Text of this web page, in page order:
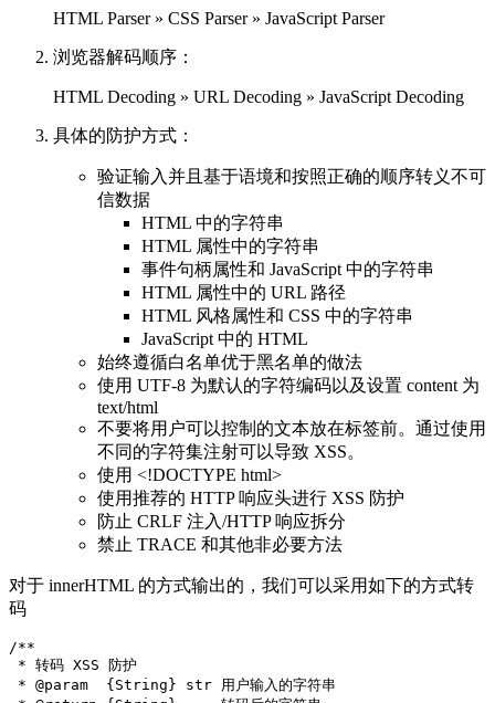
HTML Parser » CSS Parser » JavaScript Parser
浏览器解码顺序：
HTML Decoding » URL Decoding » JavaScript Decoding
具体的防护方式：
验证输入并且基于语境和按照正确的顺序转义不可
信数据
HTML 中的字符串
HTML 属性中的字符串
事件句柄属性和 JavaScript 中的字符串
HTML 属性中的 URL 路径
HTML 风格属性和 CSS 中的字符串
JavaScript 中的 HTML
始终遵循白名单优于黑名单的做法
使用 UTF-8 为默认的字符编码以及设置 content 为
text/html
不要将用户可以控制的文本放在标签前。通过使用
不同的字符集注射可以导致 XSS。
使用 <!DOCTYPE html>
使用推荐的 HTTP 响应头进行 XSS 防护
防止 CRLF 注入/HTTP 响应拆分
禁止 TRACE 和其他非必要方法
对于 innerHTML 的方式输出的，我们可以采用如下的方式转
码
/**
* 转码 XSS 防护
* @param  {String} str 用户输入的字符串